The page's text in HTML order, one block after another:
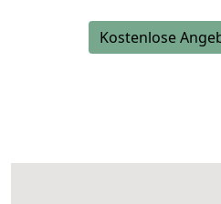
Kostenlose